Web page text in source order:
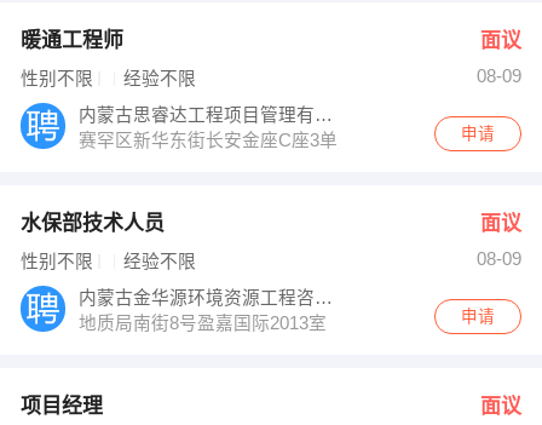
暖通工程师 面议
性别不限 经验不限
08-09
内蒙古思睿达工程项目管理有限公司
赛罕区新华东街长安金座C座3单元22层
申请
水保部技术人员 面议
性别不限 经验不限
08-09
内蒙古金华源环境资源工程咨询有限责任公司
地质局南街8号盈嘉国际2013室
申请
项目经理 面议